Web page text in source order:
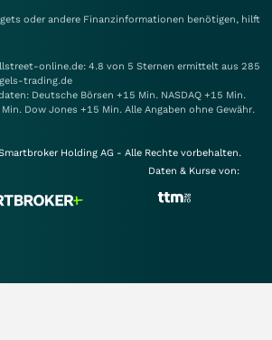
oder andere Finanzinformationen benötigen, hilft
online.de: 4.8 von 5 Sternen ermittelt aus 285
trading.de
Deutsche Börsen +15 Min. NASDAQ +15 Min.
Min. Dow Jones +15 Min. Alle Angaben ohne Gewähr.
Holding AG - Alle Rechte vorbehalten.
Daten & Kurse von: